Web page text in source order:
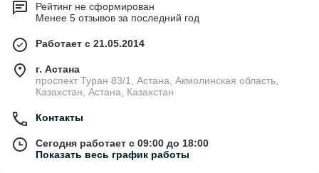
Рейтинг не сформирован
Менее 5 отзывов за последний год
Работает с 21.05.2014
г. Астана
проспект Туран 83/1, Астана, Акмолинская область,
Казахстан, Астана, Казахстан
Контакты
Сегодня работает с 09:00 до 18:00
Показать весь график работы